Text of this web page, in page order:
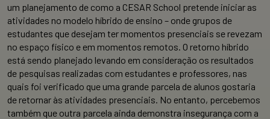
um planejamento de como a CESAR School pretende iniciar as
atividades no modelo híbrido de ensino – onde grupos de
estudantes que desejam ter momentos presenciais se revezam
no espaço físico e em momentos remotos. O retorno híbrido
está sendo planejado levando em consideração os resultados
de pesquisas realizadas com estudantes e professores, nas
quais foi verificado que uma grande parcela de alunos gostaria
de retornar às atividades presenciais. No entanto, percebemos
também que outra parcela ainda demonstra insegurança com a